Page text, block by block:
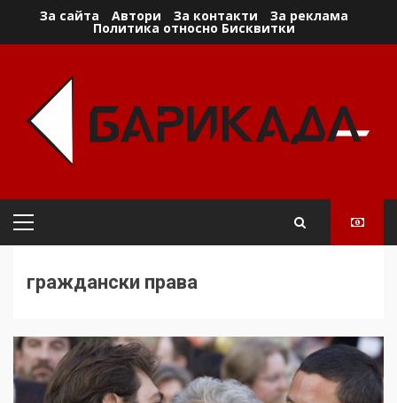
За сайта Автори За контакти За реклама
Политика относно Бисквитки
Primary
граждански права